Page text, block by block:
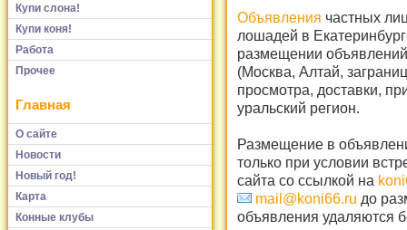
Купи слона!
Купи коня!
Работа
Прочее
Главная
О сайте
Новости
Новый год!
Карта
Конные клубы
Объявления частных
лошадей в
размещении
(Москва, Алтай,
просмотра, доставки,
уральский регион.
Размещение в
только при условии
сайта со ссылкой на
mail@koni66.ru до
объявления удаляются